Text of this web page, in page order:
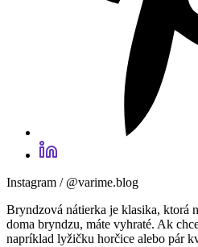
Instagram / @varime.blog
Bryndzová nátierka je klasika, ktorá
doma bryndzu, máte vyhraté. Ak
napríklad lyžičku horčice alebo pár